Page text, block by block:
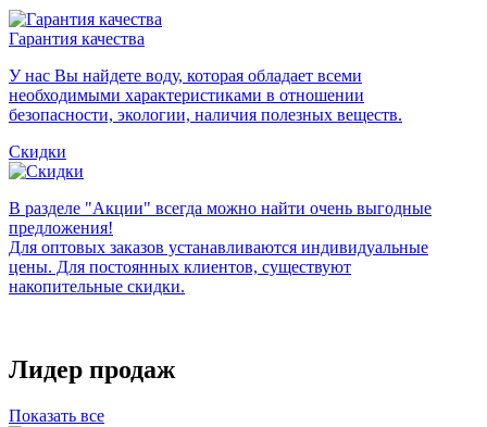
Гарантия качества
У нас Вы найдете воду, которая обладает всеми
необходимыми характеристиками в отношении
безопасности, экологии, наличия полезных веществ.
Скидки
В разделе "Акции" всегда можно найти очень выгодные
предложения!
Для оптовых заказов устанавливаются индивидуальные
цены. Для постоянных клиентов, существуют
накопительные скидки.
Лидер продаж
Показать все